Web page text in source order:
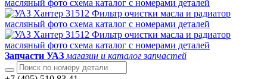
Запчасти УАЗ магазин и каталог запчастей